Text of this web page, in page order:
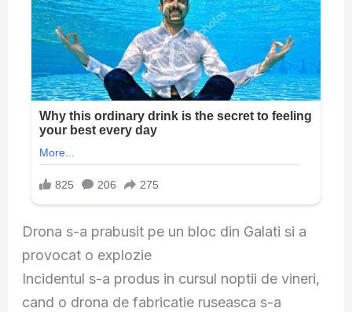
Drona s-a prabusit pe un bloc din Galati si a
provocat o explozie
Incidentul s-a produs in cursul noptii de vineri,
cand o drona de fabricatie ruseasca s-a